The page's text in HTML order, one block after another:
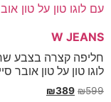
בצבע שחור עם
טון אובר סייז
₪